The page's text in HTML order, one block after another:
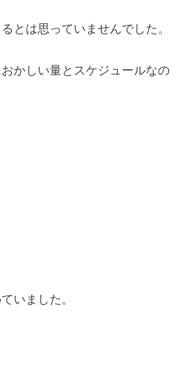
とは思っていませんでした。
かしい量とスケジュールなの
いました。